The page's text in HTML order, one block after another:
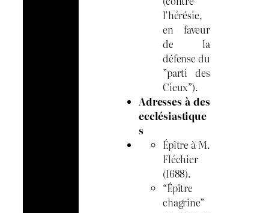
l’hérésie,
en faveur
de la
défense du
”parti des
Cieux”).
Adresses à des
ecclésiastique
s
Épître à M.
Fléchier
(1688).
“Épître
chagrine”